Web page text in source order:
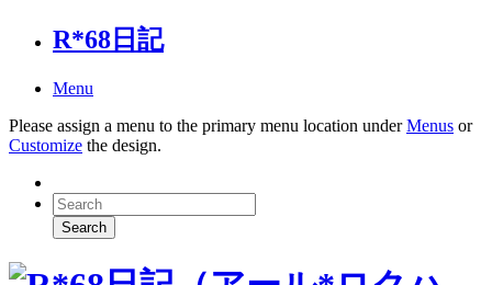
R*68日記
Menu
Please assign a menu to the primary menu location underMenus or
Customize the design.